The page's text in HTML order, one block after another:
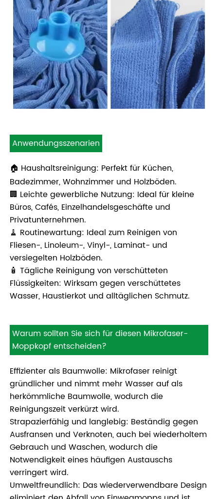
Anwendungsszenarien
🏠 Haushaltsreinigung: Perfekt für Küchen,
Badezimmer, Wohnzimmer und Holzböden.
🏢 Leichte gewerbliche Nutzung: Ideal für kleine
Büros, Cafés, Einzelhandelsgeschäfte und
Privatunternehmen.
🧹 Routinewartung: Ideal zum Reinigen von
Fliesen-, Linoleum-, Vinyl-, Laminat- und
versiegelten Holzböden.
🧴 Tägliche Reinigung von verschütteten
Flüssigkeiten: Wirksam gegen verschüttetes
Wasser, Haustierkot und alltäglichen Schmutz.
Warum sollten Sie sich für diesen Mikrofaser-
Moppkopf entscheiden?
Effizienter als Baumwolle: Mikrofaser reinigt
gründlicher und nimmt mehr Wasser auf als
herkömmliche Baumwolle, wodurch die
Reinigungszeit verkürzt wird.
Strapazierfähig und langlebig: Beständig gegen
Ausfransen und Verknoten, auch bei wiederholtem
Gebrauch und Waschen, wodurch die
Notwendigkeit eines häufigen Austauschs
verringert wird.
Umweltfreundlich: Das wiederverwendbare Design